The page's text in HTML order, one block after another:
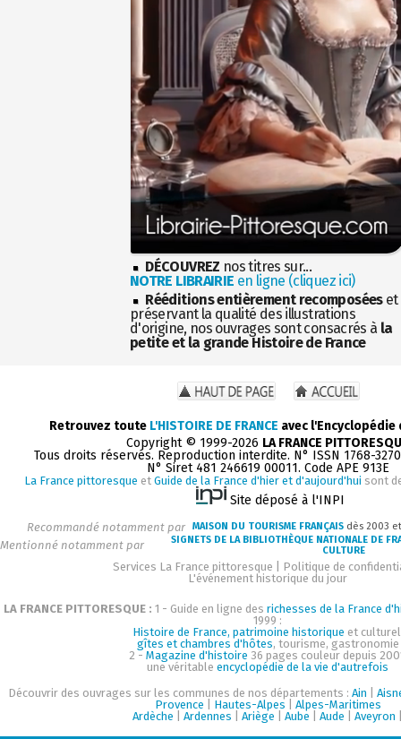
DÉCOUVREZ nos titres sur...
NOTRE LIBRAIRIE en ligne (cliquez ici)
Rééditions entièrement recomposéeset
préservant la qualité des illustrations
d'origine, nos ouvrages sont consacrés à la
petite et la grande Histoire de France
Retrouvez toute L'HISTOIRE DE FRANCE avec
Copyright © 1999-2026 LA FRANCE
Tous droits réservés. Reproduction interdite. N° ISSN 1768-
N° Siret 481 246619 00011. Code APE 913E
La France pittoresque et Guide de la France d'hier et d'aujourd'hui sont
Site déposé à l'INPI
Recommandé notamment par MAISON DU TOURISME FRANÇAIS dès 2003
Mentionné notamment par
SIGNETS DE LA BIBLIOTHÈQUE NATIONALE DE
CULTURE
Services La France pittoresque
Politique de
L'événement historique du jour
LA FRANCE PITTORESQUE : 1 - Guide en ligne des richesses de la France
1999 :
Histoire de France, patrimoine historique et
gîtes et chambres d'hôtes, tourisme, gastronomie
2 - Magazine d'histoire 36 pages couleur depuis
une véritableencyclopédie de la vie d'autrefois
Découvrir des ouvrages sur les communes de nos départements :Ain |
Provence
Hautes-Alpes
Alpes-Maritimes
Ardèche |Ardennes |Ariège |Aube |Aude |Aveyron